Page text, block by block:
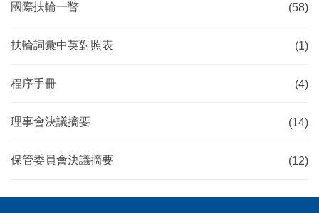
國際扶輪一瞥 (58)
扶輪詞彙中英對照表 (1)
程序手冊 (4)
理事會決議摘要 (14)
保管委員會決議摘要 (12)